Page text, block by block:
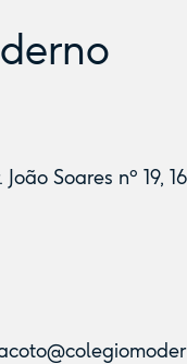
João Soares nº 19,